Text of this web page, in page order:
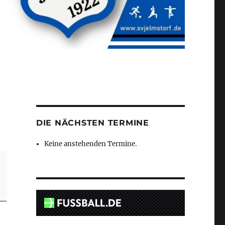
DIE NÄCHSTEN TERMINE
Keine anstehenden Termine.